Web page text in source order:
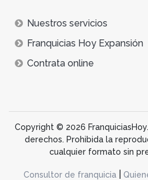
Nuestros servicios
Franquicias Hoy Expansión
Contrata online
Copyright © 2026
derechos. Prohibida la
cualquier formato sin
Consultor de franquicia